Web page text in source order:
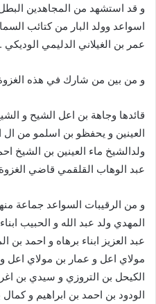
و قد استشهد من المجاهدين
اسواعد وولد البار من كتائب
عمر بن الغيلاني الدليمي الوديكي .
و من بين من شارك في هذه
قائدها وجاهة بن اعل الشيح و
العينين و يحفظو بن اسلمو من ال
ولدالشيخ ماء العينين بن الشيخ
عبد الوهاب القلقمي قاضي
و من الرقيبات السواعد جماعة
المهدي ولد عبد الله و الحبيب
عبد العزيز ابناء برهاه و احمد بن
مولاي اعل و عمار بن مولاي اعل
الكيحل بن التروزي و سيدي بن
الودود بن احمد بن ابراهيم و